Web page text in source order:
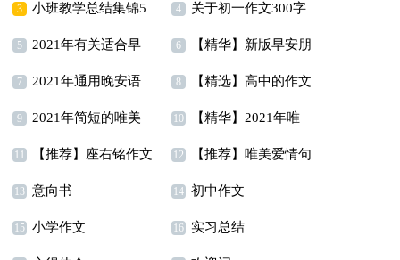
子摘录65句 生唯美的句子汇编95句
3 小班教学总结集锦5
篇
4 关于初一作文300字
锦集7篇
5 2021年有关适合早
上发的早安心语朋友圈
合集58条
6 【精华】新版早安朋
友圈问候语摘录66句
7 2021年通用晚安语
录朋友圈锦集62句
8 【精选】高中的作文
400字5篇
9 2021年简短的唯美
简短句子汇编49句
10 【精华】2021年唯
美的早安朋友圈问候语
集合45句
11 【推荐】座右铭作文
汇总9篇
12 【推荐】唯美爱情句
子38句
13 意向书 14 初中作文
15 小学作文 16 实习总结